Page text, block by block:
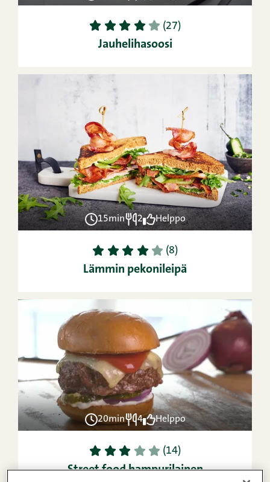
1 2 3 4 5 (27)
Jauhelihasoosi
15min 2 Helppo
1 2 3 4 5 (8)
Lämmin pekonileipä
20min 4 Helppo
1 2 3 4 5 (14)
Street food hampurilainen